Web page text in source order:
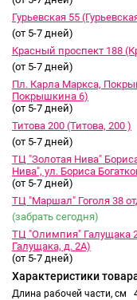
Гурьевская 55
(от 5-7 дней)
Красный проспект 188
(от 5-7 дней)
Пл. Карла Маркса,
Покрышкина 6)
(от 5-7 дней)
Титова 200 (Титова, 200 )
(от 5-7 дней)
ТЦ "Золотая Нива"
Нива", ул. Бориса
(от 5-7 дней)
ТЦ "Маршал" Гоголя 38
(забрать сегодня)
ТЦ "Олимпия" Галущака
Галущака, д. 2А)
(от 5-7 дней)
Характеристики
Длина рабочей части, см